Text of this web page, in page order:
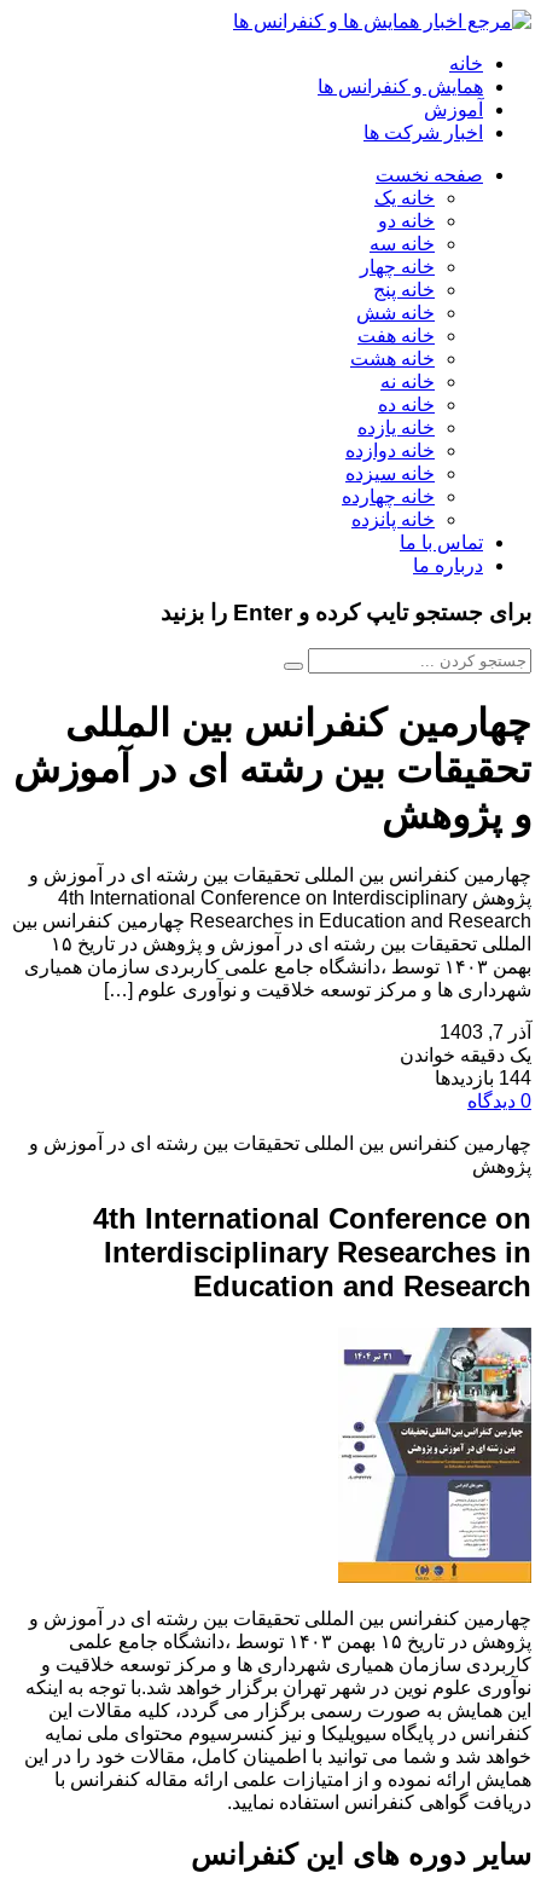
خانه
همایش و کنفرانس ها
آموزش
اخبار شرکت ها
صفحه نخست
خانه یک
خانه دو
خانه سه
خانه چهار
خانه پنج
خانه شش
خانه هفت
خانه هشت
خانه نه
خانه ده
خانه یازده
خانه دوازده
خانه سیزده
خانه چهارده
خانه پانزده
تماس با ما
درباره ما
برای جستجو تایپ کرده و Enter را بزنید
چهارمین کنفرانس بین المللی
تحقیقات بین رشته ای در آموزش
و پژوهش
چهارمین کنفرانس بین المللی تحقیقات بین رشته ای در آموزش و
پژوهش 4th International Conference on Interdisciplinary
Researches in Education and Research چهارمین کنفرانس بین
المللی تحقیقات بین رشته ای در آموزش و پژوهش در تاریخ ۱۵
بهمن ۱۴۰۳ توسط ،دانشگاه جامع علمی کاربردی سازمان همیاری
شهرداری ها و مرکز توسعه خلاقیت و نوآوری علوم […]
آذر 7, 1403
یک دقیقه خواندن
144 بازدیدها
0 دیدگاه
چهارمین کنفرانس بین المللی تحقیقات بین رشته ای در آموزش و
پژوهش
4th International Conference on
Interdisciplinary Researches in
Education and Research
چهارمین کنفرانس بین المللی تحقیقات بین رشته ای در آموزش و
پژوهش در تاریخ ۱۵ بهمن ۱۴۰۳ توسط ،دانشگاه جامع علمی
کاربردی سازمان همیاری شهرداری ها و مرکز توسعه خلاقیت و
نوآوری علوم نوین در شهر تهران برگزار خواهد شد.با توجه به اینکه
این همایش به صورت رسمی برگزار می گردد، کلیه مقالات این
کنفرانس در پایگاه سیویلیکا و نیز کنسرسیوم محتوای ملی نمایه
خواهد شد و شما می توانید با اطمینان کامل، مقالات خود را در این
همایش ارائه نموده و از امتیازات علمی ارائه مقاله کنفرانس با
دریافت گواهی کنفرانس استفاده نمایید.
سایر دوره های این کنفرانس